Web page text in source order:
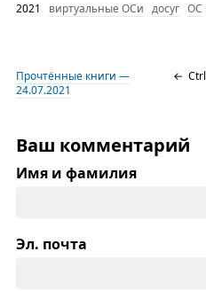
2021 виртуальные ОСи досуг ОС
Прочтённые книги —
24.07.2021
← Ctrl
Ваш комментарий
Имя и фамилия
Эл. почта